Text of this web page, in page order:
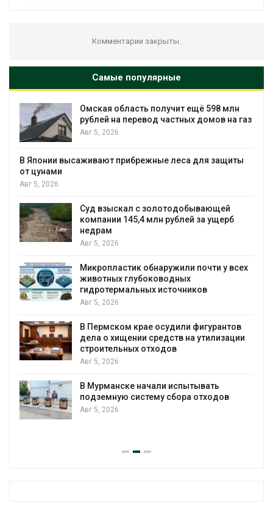
Комментарии закрыты.
Самые популярные
ещё 598 млн
домов на газ
леса для защиты
за ущерб
почти у всех
фигурантов
на утилизации
испытывать
сбора отходов
В Татарстане
перемещения
Минприроды утвердило
Авг 5, 2026
Спасённые от
В России изменили
От спасения рек до
Обратный разворот: